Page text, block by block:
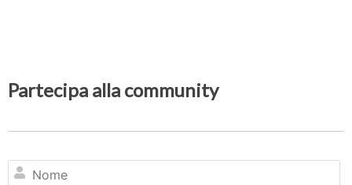
Partecipa alla community